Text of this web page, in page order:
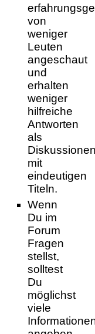
von
weniger
Leuten
angeschaut
und
erhalten
weniger
hilfreiche
Antworten
als
mit
eindeutigen
Titeln.
Wenn
Du im
Forum
Fragen
stellst,
solltest
Du
möglichst
viele